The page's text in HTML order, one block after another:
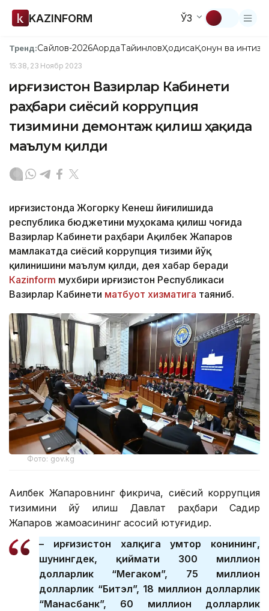
KAZINFORM ЎЗ
Тренд:Сайлов-2026АқордаТайинловҲодисаҚонун ва
15:38, 23 Ноябр 2023
Қирғизистон Вазирлар Кабинети
раҳбари сиёсий коррупция
тизимини демонтаж қилиш ҳақида
маълум қилди
Қирғизистонда Жогорку Кенеш йиғилишида
республика бюджетини муҳокама қилиш чоғида
Вазирлар Кабинети раҳбари Ақилбек Жапаров
мамлакатда сиёсий коррупция тизими йўқ
қилинишини маълум қилди, дея хабар беради
Кazinform мухбири Қирғизистон Республикаси
Вазирлар Кабинети матбуот хизматига таяниб.
Фото: gov.kg
Ақилбек Жапаровнинг фикрича, сиёсий коррупция
тизимини йўқ қилиш Давлат раҳбари Садир
Жапаров жамоасининг асосий ютуғидир.
– Қирғизистон халқига Қумтор конининг,
шунингдек, қиймати 300 миллион
долларлик “Мегаком”, 75 миллион
долларлик “Битэл”, 18 миллион долларлик
“Манасбанк”, 60 миллион долларлик